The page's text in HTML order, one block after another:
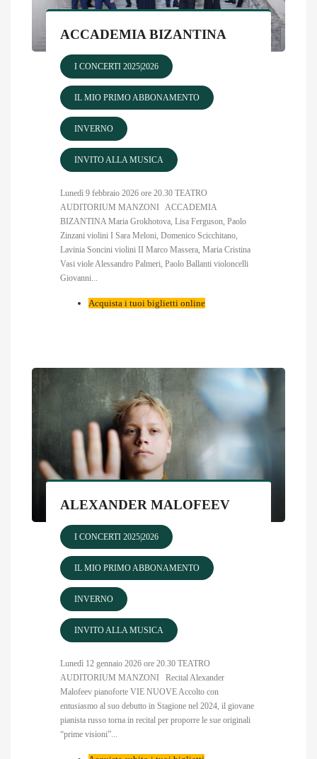
ACCADEMIA BIZANTINA
I CONCERTI 2025|2026
IL MIO PRIMO ABBONAMENTO
INVERNO
INVITO ALLA MUSICA
Lunedì 9 febbraio 2026 ore 20.30 TEATRO
AUDITORIUM MANZONI ACCADEMIA
BIZANTINA Maria Grokhotova, Lisa Ferguson, Paolo
Zinzani violini I Sara Meloni, Domenico Scicchitano,
Lavinia Soncini violini II Marco Massera, Maria Cristina
Vasi viole Alessandro Palmeri, Paolo Ballanti violoncelli
Giovanni...
Acquista i tuoi biglietti online
ALEXANDER MALOFEEV
I CONCERTI 2025|2026
IL MIO PRIMO ABBONAMENTO
INVERNO
INVITO ALLA MUSICA
Lunedì 12 gennaio 2026 ore 20.30 TEATRO
AUDITORIUM MANZONI Recital Alexander
Malofeev pianoforte VIE NUOVE Accolto con
entusiasmo al suo debutto in Stagione nel 2024, il giovane
pianista russo torna in recital per proporre le sue originali
“prime visioni”...